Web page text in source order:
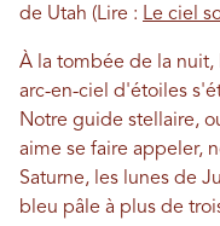
de Utah (Lire : Le ciel
À la tombée de la nuit,
arc-en-ciel d'étoiles
Notre guide stellaire,
aime se faire appeler,
Saturne, les lunes de
bleu pâle à plus de